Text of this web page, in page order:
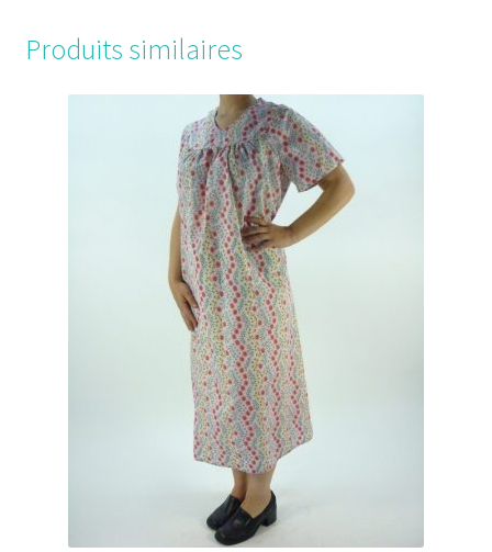
Produits similaires